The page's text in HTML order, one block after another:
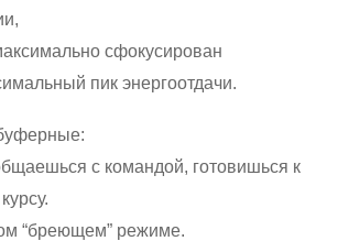
сфокусирован
пик энергоотдачи.
с командой, готовишься к
“бреющем” режиме.